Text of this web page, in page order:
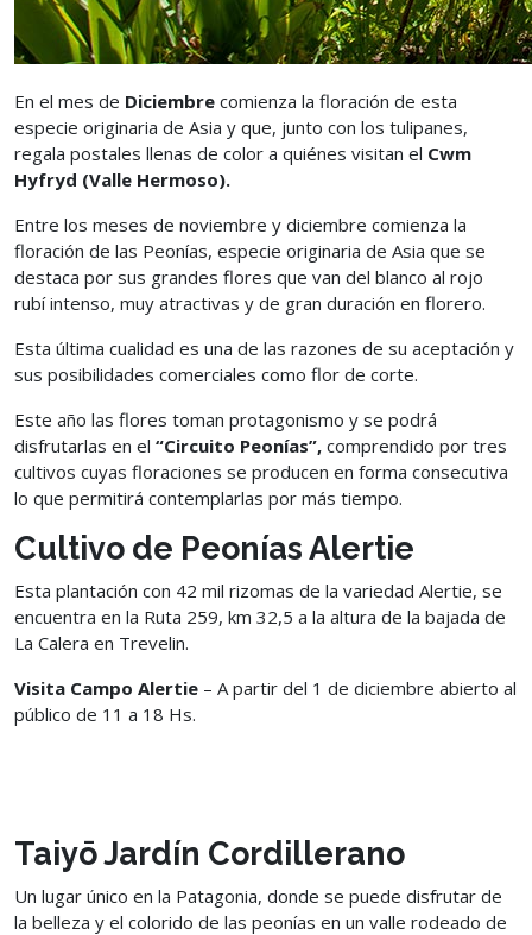
En el mes de Diciembre comienza la floración de esta
especie originaria de Asia y que, junto con los tulipanes,
regala postales llenas de color a quiénes visitan el Cwm
Hyfryd (Valle Hermoso).
Entre los meses de noviembre y diciembre comienza la
floración de las Peonías, especie originaria de Asia que se
destaca por sus grandes flores que van del blanco al rojo
rubí intenso, muy atractivas y de gran duración en florero.
Esta última cualidad es una de las razones de su aceptación y
sus posibilidades comerciales como flor de corte.
Este año las flores toman protagonismo y se podrá
disfrutarlas en el “Circuito Peonías”, comprendido por tres
cultivos cuyas floraciones se producen en forma consecutiva
lo que permitirá contemplarlas por más tiempo.
Cultivo de Peonías Alertie
Esta plantación con 42 mil rizomas de la variedad Alertie, se
encuentra en la Ruta 259, km 32,5 a la altura de la bajada de
La Calera en Trevelin.
Visita Campo Alertie – A partir del 1 de diciembre abierto al
público de 11 a 18 Hs.
Taiyō Jardín Cordillerano
Un lugar único en la Patagonia, donde se puede disfrutar de
la belleza y el colorido de las peonías en un valle rodeado de